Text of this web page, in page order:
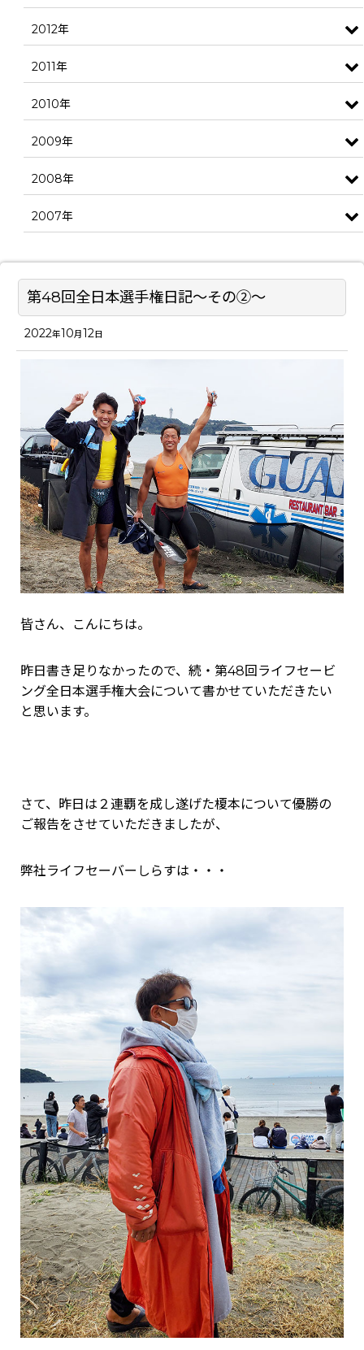
第48回全日本選手権日記～その②～
2022年10月12日
皆さん、こんにちは。
昨日書き足りなかったので、続・第48回ライフセービ
ング全日本選手権大会について書かせていただきたい
と思います。
さて、昨日は２連覇を成し遂げた榎本について優勝の
ご報告をさせていただきましたが、
弊社ライフセーバーしらすは・・・
2012年
2011年
2010年
2009年
2008年
2007年